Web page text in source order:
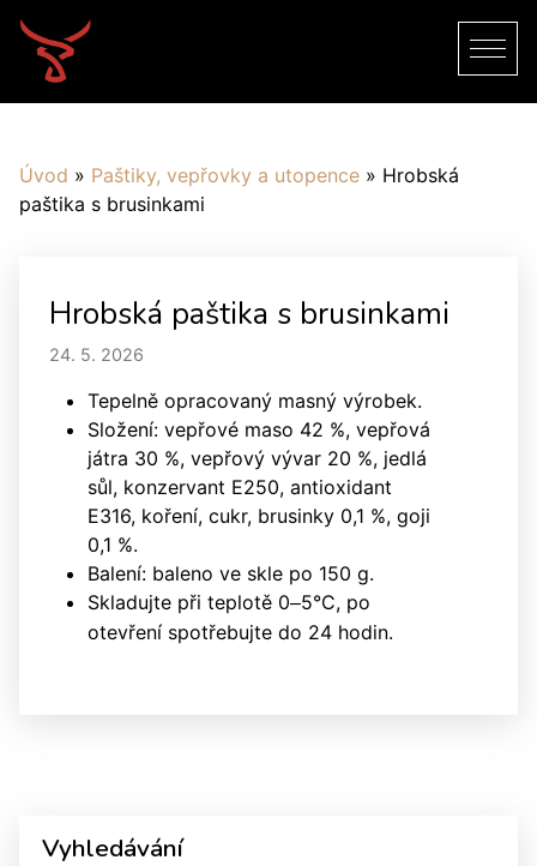
Úvod » Paštiky, vepřovky a utopence » Hrobská
paštika s brusinkami
Hrobská paštika s brusinkami
24. 5. 2026
Tepelně opracovaný masný výrobek.
Složení: vepřové maso 42 %, vepřová
játra 30 %, vepřový vývar 20 %, jedlá
sůl, konzervant E250, antioxidant
E316, koření, cukr, brusinky 0,1 %, goji
0,1 %.
Balení: baleno ve skle po 150 g.
Skladujte při teplotě 0–5°C, po
otevření spotřebujte do 24 hodin.
Vyhledávání